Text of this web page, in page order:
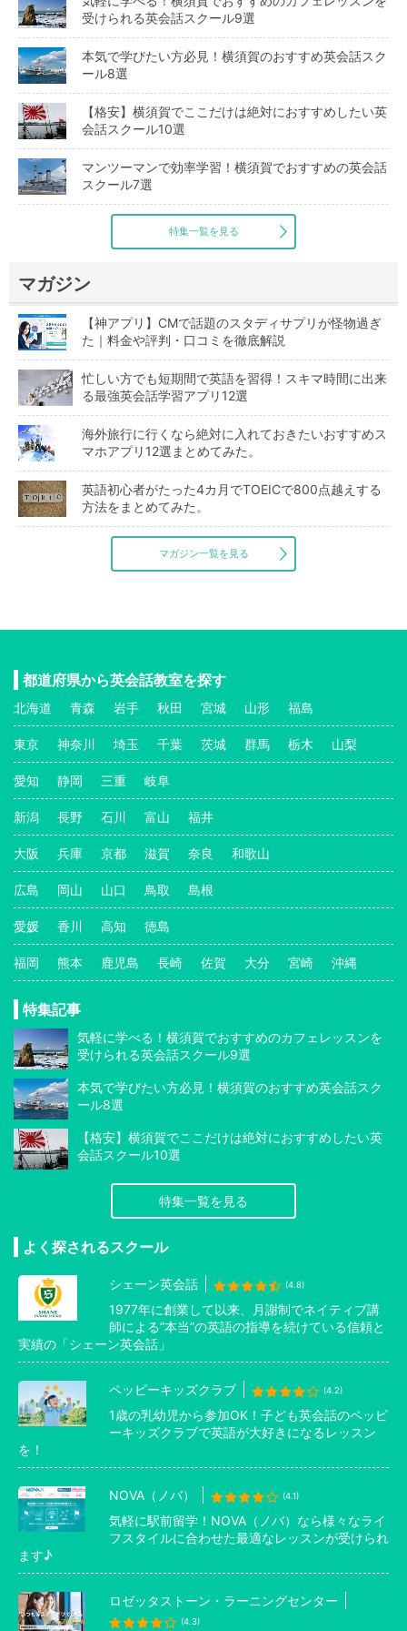
受けられる英会話スクール9選
本気で学びたい方必見！横須賀のおすすめ英会話スク
ール8選
【格安】横須賀でここだけは絶対におすすめしたい英
会話スクール10選
マンツーマンで効率学習！横須賀でおすすめの英会話
スクール7選
特集一覧を見る
マガジン
【神アプリ】CMで話題のスタディサプリが怪物過ぎ
た｜料金や評判・口コミを徹底解説
忙しい方でも短期間で英語を習得！スキマ時間に出来
る最強英会話学習アプリ12選
海外旅行に行くなら絶対に入れておきたいおすすめス
マホアプリ12選まとめてみた。
英語初心者がたった4カ月でTOEICで800点越えする
方法をまとめてみた。
マガジン一覧を見る
都道府県から英会話教室を探す
北海道 青森 岩手 秋田 宮城 山形 福島
東京 神奈川 埼玉 千葉 茨城 群馬 栃木 山梨
愛知 静岡 三重 岐阜
新潟 長野 石川 富山 福井
大阪 兵庫 京都 滋賀 奈良 和歌山
広島 岡山 山口 鳥取 島根
愛媛 香川 高知 徳島
福岡 熊本 鹿児島 長崎 佐賀 大分 宮崎 沖縄
特集記事
気軽に学べる！横須賀でおすすめのカフェレッスンを
受けられる英会話スクール9選
本気で学びたい方必見！横須賀のおすすめ英会話スク
ール8選
【格安】横須賀でここだけは絶対におすすめしたい英
会話スクール10選
特集一覧を見る
よく探されるスクール
シェーン英会話 (4.8)
1977年に創業して以来、月謝制でネイティブ講
師による”本当”の英語の指導を続けている信頼と
実績の「シェーン英会話」
ペッピーキッズクラブ (4.2)
1歳の乳幼児から参加OK！子ども英会話のペッピ
ーキッズクラブで英語が大好きになるレッスン
を！
NOVA（ノバ） (4.1)
気軽に駅前留学！NOVA（ノバ）なら様々なライ
フスタイルに合わせた最適なレッスンが受けられ
ます♪
ロゼッタストーン・ラーニングセンター
(4.3)